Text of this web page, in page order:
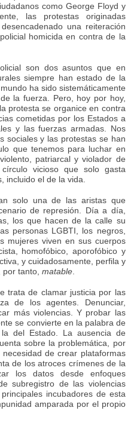
como George Floyd y
las protestas originadas
una reiteración
homicida en contra de la
son dos asuntos que en
siempre han estado de la
ha sido sistemáticamente
la fuerza. Pero, hoy por hoy,
protesta se organice en contra
cometidas por los Estados a
y las fuerzas armadas. Nos
sociales y las protestas se han
que tenemos para luchar en
patriarcal y violador de
vicioso que solo gasta
incluido el de la vida.
solo una de las aristas que
de represión. Día a día,
los que hacen de la calle su
personas LGBTI, los negros,
mujeres viven en sus cuerpos
homofóbico, aporofóbico y
y cuidadosamente, perfila y
por tanto,matable
trata de clamar justicia por las
de los agentes. Denunciar,
más violencias. Y probar las
se convierte en la palabra de
del Estado. La ausencia de
sobre la problemática, por
de crear plataformas
de los atroces crímenes de la
los datos desde enfoques
subregistro de las violencias
incubadores de esta
amparada por el propio